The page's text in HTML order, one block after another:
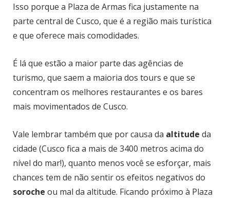
Isso porque a Plaza de Armas fica justamente na
parte central de Cusco, que é a região mais turística
e que oferece mais comodidades.
É lá que estão a maior parte das agências de
turismo, que saem a maioria dos tours e que se
concentram os melhores restaurantes e os bares
mais movimentados de Cusco.
Vale lembrar também que por causa da altitude da
cidade (Cusco fica a mais de 3400 metros acima do
nível do mar!), quanto menos você se esforçar, mais
chances tem de não sentir os efeitos negativos do
soroche ou mal da altitude. Ficando próximo à Plaza